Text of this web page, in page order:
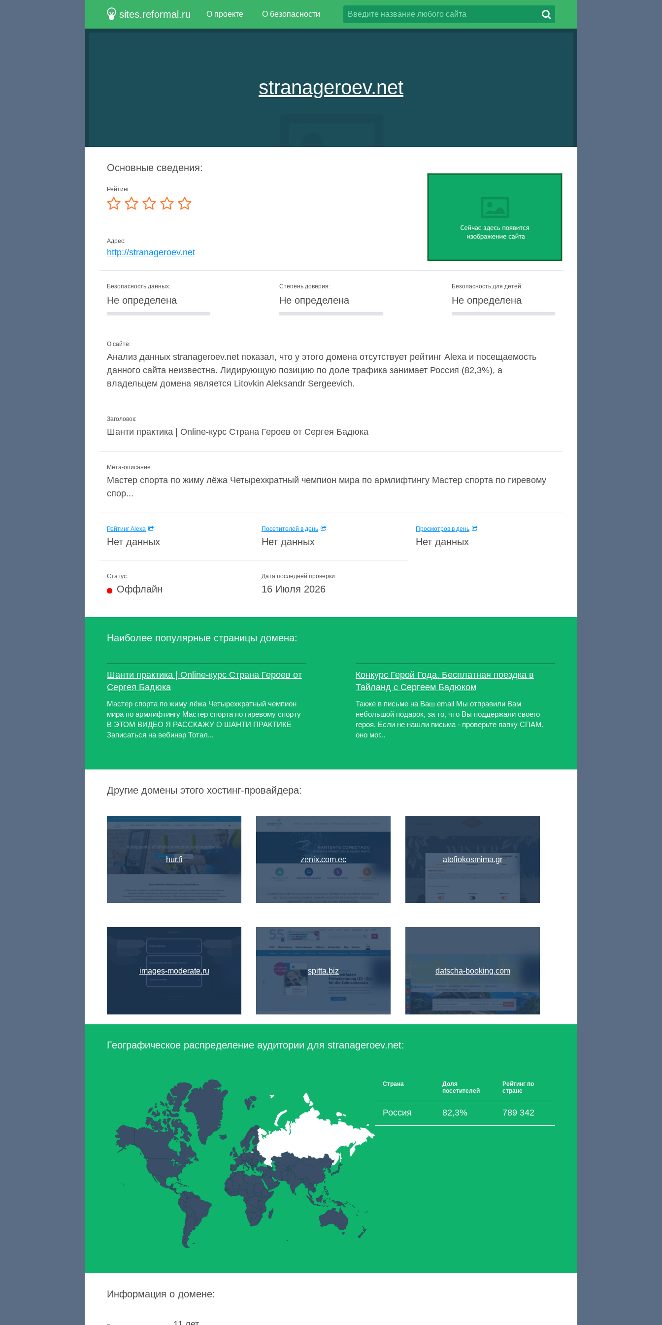
sites.reformal.ru О проекте О безопасности
stranageroev.net
Основные сведения:
Рейтинг:
Адрес:
http://stranageroev.net
Безопасность данных:
Не определена
Степень доверия:
Не определена
Безопасность для детей:
Не определена
О сайте:
Анализ данных stranageroev.net показал, что у этого домена отсутствует рейтинг Alexa и посещаемость
данного сайта неизвестна. Лидирующую позицию по доле трафика занимает Россия (82,3%), а
владельцем домена является Litovkin Aleksandr Sergeevich.
Заголовок:
Шанти практика | Online-курс Страна Героев от Сергея Бадюка
Мета-описание:
Мастер спорта по жиму лёжа Четырехкратный чемпион мира по армлифтингу Мастер спорта по гиревому
спор...
Рейтинг Alexa
Нет данных
Посетителей в день
Нет данных
Просмотров в день
Нет данных
Статус:
Оффлайн
Дата последней проверки:
16 Июля 2026
Наиболее популярные страницы домена:
Шанти практика | Online-курс Страна Героев от
Сергея Бадюка
Мастер спорта по жиму лёжа Четырехкратный чемпион
мира по армлифтингу Мастер спорта по гиревому спорту
В ЭТОМ ВИДЕО Я РАССКАЖУ О ШАНТИ ПРАКТИКЕ
Записаться на вебинар Тотал...
Конкурс Герой Года. Бесплатная поездка в
Тайланд с Сергеем Бадюком
Также в письме на Ваш email Мы отправили Вам
небольшой подарок, за то, что Вы поддержали своего
героя. Если не нашли письма - проверьте папку СПАМ,
оно мог...
Другие домены этого хостинг-провайдера:
hur.fi
images-moderate.ru
zenix.com.ec
spitta.biz
atofiokosmima.gr
datscha-booking.com
Географическое распределение аудитории для stranageroev.net:
Страна
Доля
посетителей
Рейтинг по
стране
Россия 82,3% 789 342
Информация о домене: